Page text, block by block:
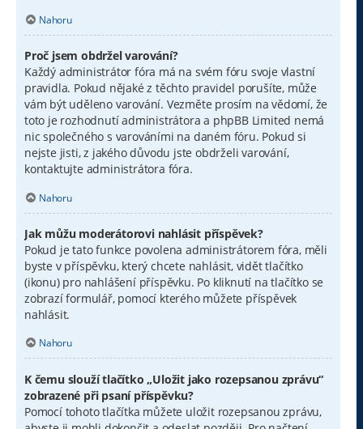
Nahoru
Proč jsem obdržel varování?
Každý administrátor fóra má na svém fóru svoje vlastní
pravidla. Pokud nějaké z těchto pravidel porušíte, může
vám být uděleno varování. Vezměte prosím na vědomí, že
toto je rozhodnutí administrátora a phpBB Limited nemá
nic společného s varováními na daném fóru. Pokud si
nejste jisti, z jakého důvodu jste obdrželi varování,
kontaktujte administrátora fóra.
Nahoru
Jak můžu moderátorovi nahlásit příspěvek?
Pokud je tato funkce povolena administrátorem fóra, měli
byste v příspěvku, který chcete nahlásit, vidět tlačítko
(ikonu) pro nahlášení příspěvku. Po kliknutí na tlačítko se
zobrazí formulář, pomocí kterého můžete příspěvek
nahlásit.
Nahoru
K čemu slouží tlačítko „Uložit jako rozepsanou zprávu“
zobrazené při psaní příspěvku?
Pomocí tohoto tlačítka můžete uložit rozepsanou zprávu,